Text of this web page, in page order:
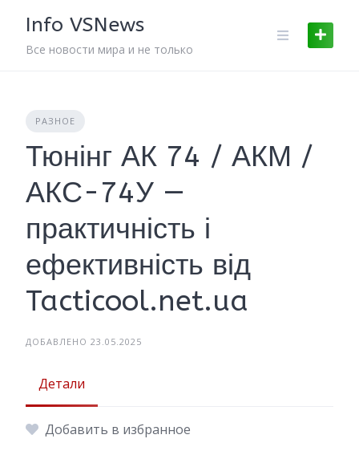
content
Info VSNews
Все новости мира и не только
РАЗНОЕ
Тюнінг АК 74 / АКМ /
АКС-74У —
практичність і
ефективність від
Tacticool.net.ua
ДОБАВЛЕНО 23.05.2025
Детали
Добавить в избранное